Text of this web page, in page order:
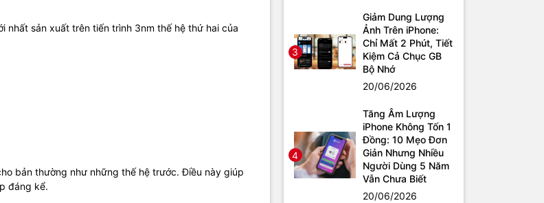
nhất sản xuất trên tiến trình 3nm thế hệ thứ hai của
bản thường như những thế hệ trước. Điều này giúp
đáng kể.
3
Giảm Dung Lượng
Ảnh Trên iPhone:
Chỉ Mất 2 Phút, Tiết
Kiệm Cả Chục GB
Bộ Nhớ
20/06/2026
4
Tăng Âm Lượng
iPhone Không Tốn 1
Đồng: 10 Mẹo Đơn
Giản Nhưng Nhiều
Người Dùng 5 Năm
Vẫn Chưa Biết
20/06/2026